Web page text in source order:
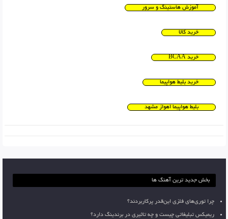
آموزش هاستینگ و سرور
خرید کالا
خرید BCAA
خرید بلیط هواپیما
بلیط هواپیما اهواز مشهد
بخش جدید ترین آهنگ ها
چرا توری‌های فلزی این‌قدر پرکاربردند؟
ریمیکس تبلیغاتی چیست و چه تاثیری در برندینگ دارد؟